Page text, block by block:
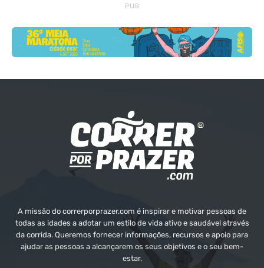
PUB
A missão do correrporprazer.com é inspirar e motivar pessoas de
todas as idades a adotar um estilo de vida ativo e saudável através
da corrida. Queremos fornecer informações, recursos e apoio para
ajudar as pessoas a alcançarem os seus objetivos e o seu bem-
estar.